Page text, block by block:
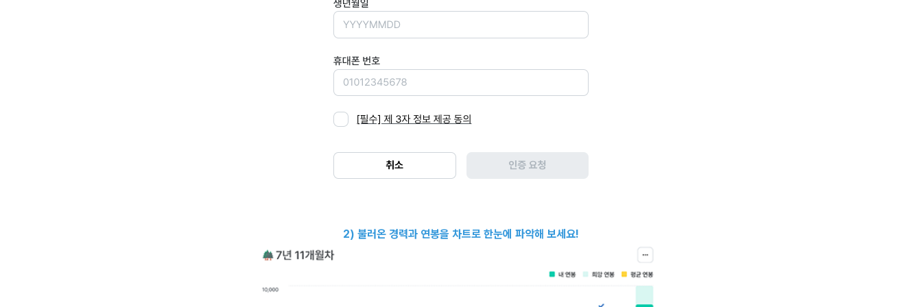
2) 불러온 경력과 연봉을 차트로 한눈에 파악해 보세요!